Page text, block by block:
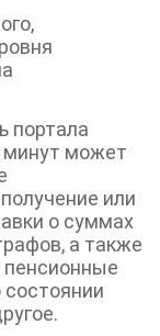
портала
минут может
или
о суммах
а также
пенсионные
состоянии